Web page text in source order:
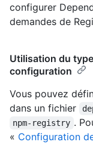
configurer
demandes de
Utilisation du type
configuration
Vous pouvez
dans un fichier
npm-registry .
« Configuration